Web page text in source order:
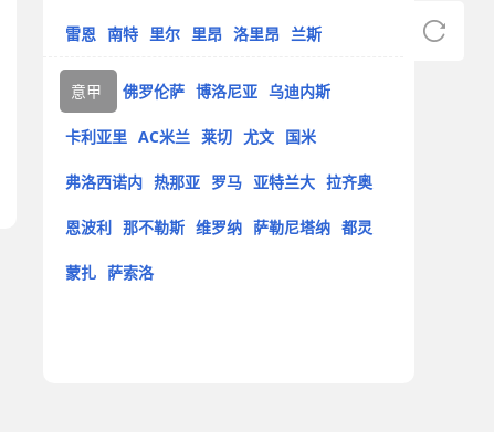
雷恩 南特 里尔 里昂 洛里昂 兰斯
意甲 佛罗伦萨 博洛尼亚 乌迪内斯
卡利亚里 AC米兰 莱切 尤文 国米
弗洛西诺内 热那亚 罗马 亚特兰大 拉齐奥
恩波利 那不勒斯 维罗纳 萨勒尼塔纳 都灵
蒙扎 萨索洛